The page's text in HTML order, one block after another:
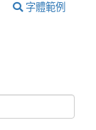
字體範例